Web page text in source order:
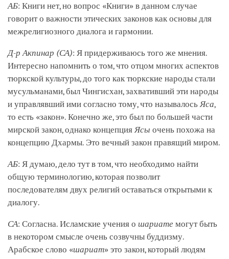
АБ: Книги нет, но вопрос «Книги» в данном случае
говорит о важности этических законов как основы для
межрелигиозного диалога и гармонии.
Д-р Акпинар (СА): Я придерживаюсь того же мнения.
Интересно напомнить о том, что отцом многих аспектов
тюркской культуры, до того как тюркские народы стали
мусульманами, был Чингисхан, захвативший эти народы
и управлявший ими согласно тому, что называлось Яса,
то есть «закон». Конечно же, это был по большей части
мирской закон, однако концепция Ясы очень похожа на
концепцию Дхармы. Это вечный закон правящий миром.
АБ: Я думаю, дело тут в том, что необходимо найти
общую терминологию, которая позволит
последователям двух религий оставаться открытыми к
диалогу.
СА: Согласна. Исламские учения о шариате могут быть
в некотором смысле очень созвучны буддизму.
Арабское слово «шариат» это закон, который людям